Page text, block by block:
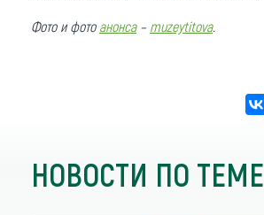
Фото и фото анонса – muzeytitova.
НОВОСТИ ПО ТЕМЕ